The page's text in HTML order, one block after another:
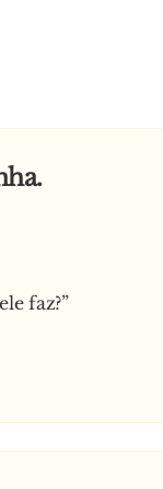
faz?”